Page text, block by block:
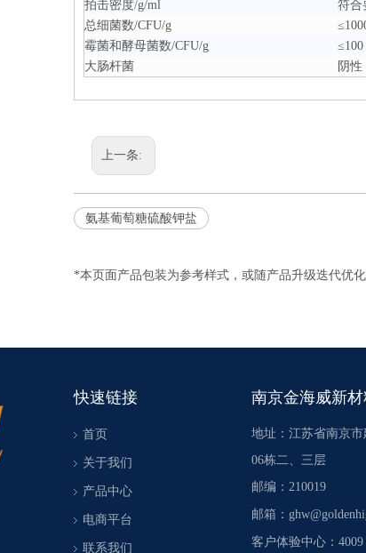
拍击密度/g/ml
符合
总细菌数/CFU/g
霉菌和酵母菌数/CFU/g
≤100
大肠杆菌
阴性
上一条:
氨基葡萄糖硫酸钾盐
*本页面产品包装为参考样式，或随产品升级迭代优
快速链接
首页
关于我们
产品中心
电商平台
联系我们
南京金海威新材
地址：江苏省南京
06栋二、三层
邮编：210019
邮箱：
客户体验中心：4009